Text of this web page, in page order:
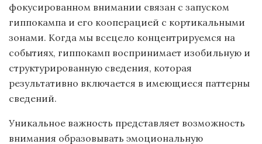
фокусированном внимании связан с запуском
гиппокампа и его кооперацией с кортикальными
зонами. Когда мы всецело концентрируемся на
событиях, гиппокамп воспринимает изобильную и
структурированную сведения, которая
результативно включается в имеющиеся паттерны
сведений.
Уникальное важность представляет возможность
внимания образовывать эмоциональную